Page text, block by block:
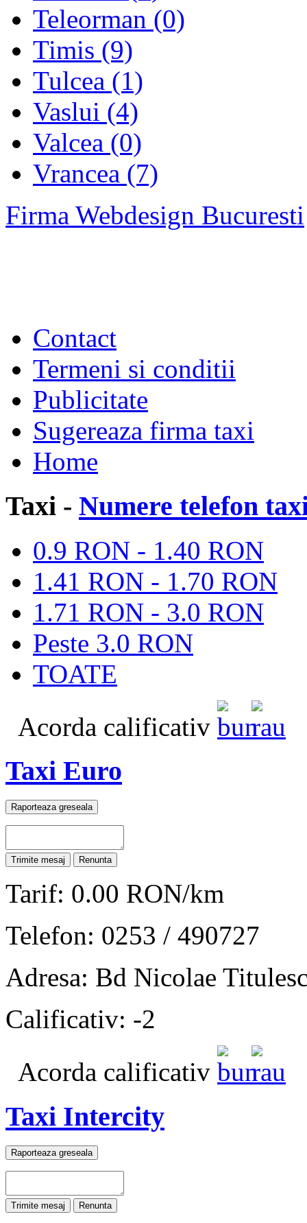
Teleorman (0)
Timis (9)
Tulcea (1)
Vaslui (4)
Valcea (0)
Vrancea (7)
Firma Webdesign Bucuresti
Contact
Termeni si conditii
Publicitate
Sugereaza firma taxi
Home
Taxi - Numere telefon
0.9 RON - 1.40 RON
1.41 RON - 1.70 RON
1.71 RON - 3.0 RON
Peste 3.0 RON
TOATE
Acorda calificativ
Taxi Euro
Tarif: 0.00 RON/km
Telefon: 0253 / 490727
Adresa: Bd Nicolae
Calificativ: -2
Acorda calificativ
Taxi Intercity